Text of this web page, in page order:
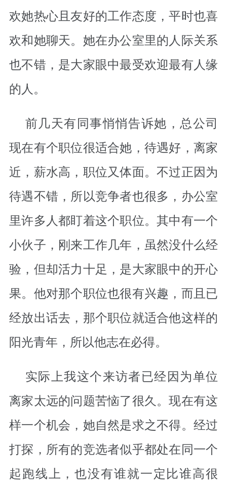
欢她热心且友好的工作态度，平时也喜
欢和她聊天。她在办公室里的人际关系
也不错，是大家眼中最受欢迎最有人缘
的人。
前几天有同事悄悄告诉她，总公司
现在有个职位很适合她，待遇好，离家
近，薪水高，职位又体面。不过正因为
待遇不错，所以竞争者也很多，办公室
里许多人都盯着这个职位。其中有一个
小伙子，刚来工作几年，虽然没什么经
验，但却活力十足，是大家眼中的开心
果。他对那个职位也很有兴趣，而且已
经放出话去，那个职位就适合他这样的
阳光青年，所以他志在必得。
实际上我这个来访者已经因为单位
离家太远的问题苦恼了很久。现在有这
样一个机会，她自然是求之不得。经过
打探，所有的竞选者似乎都处在同一个
起跑线上，也没有谁就一定比谁高很